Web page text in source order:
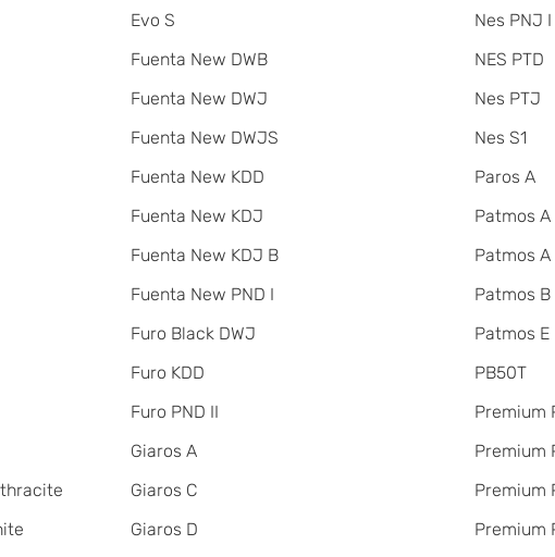
Evo S
Fuenta New DWB
Fuenta New DWJ
Fuenta New DWJS
Fuenta New KDD
Fuenta New KDJ
Fuenta New KDJ B
Fuenta New PND I
Furo Black DWJ
Furo KDD
Furo PND II
Giaros A
Giaros C
Giaros D
Nes PNJ I
NES PTD
Nes PTJ
Nes S1
Paros A
Patmos A
Patmos
Patmos B
Patmos E
PB50T
Premium
Premium
Premium
Premium